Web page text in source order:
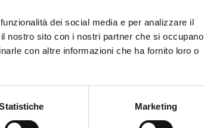
dei social media e per analizzare il
nostro sito con i nostri partner che si occupano
con altre informazioni che ha fornito loro o
Marketing